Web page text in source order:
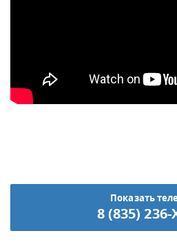
Показать
8 (835) 236-